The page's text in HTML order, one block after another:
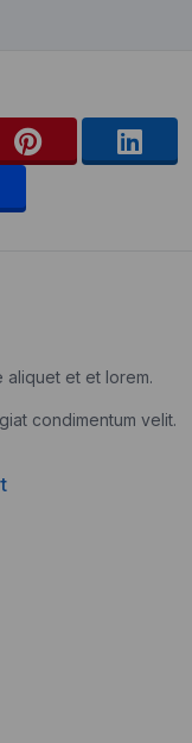
aliquet et et lorem.
condimentum velit.